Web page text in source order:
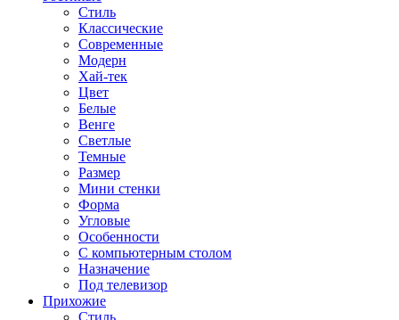
Стиль
Классические
Современные
Модерн
Хай-тек
Цвет
Белые
Венге
Светлые
Темные
Размер
Мини стенки
Форма
Угловые
Особенности
С компьютерным столом
Назначение
Под телевизор
Прихожие
Стиль